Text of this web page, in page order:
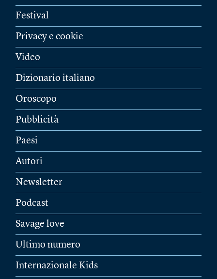
Festival
Privacy e cookie
Video
Dizionario italiano
Oroscopo
Pubblicità
Paesi
Autori
Newsletter
Podcast
Savage love
Ultimo numero
Internazionale Kids